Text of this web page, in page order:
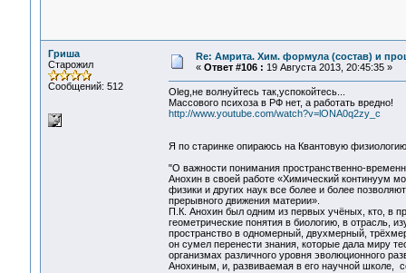
Гриша
Старожил
Сообщений: 512
Re: Амрита. Хим. формула (состав) и
« Ответ #106 : 19 Августа 2013, 20:45:35 »
Oleg,не волнуйтесь так,успокойтесь...
Массового психоза в РФ нет, а работать вредно!
http://www.youtube.com/watch?v=lONA0q2zy_c
Я по старинке опираюсь на Квантовую
"О важности понимания пространственно-
Анохин в своей работе «Химический континуум
физики и других наук все более и более
прерывного движения материи».
П.К. Анохин был одним из первых учёных, кто, в
геометрические понятия в биологию, в
пространство в одномерный, двухмерный,
он сумел перенести знания, которые дала миру
организмах различного уровня эволюционного
Анохиным, и, развиваемая в его научной школе,